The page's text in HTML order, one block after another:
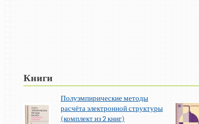
Книги
Полуэмпирические методы
расчёта электронной структуры
(комплект из 2 книг)